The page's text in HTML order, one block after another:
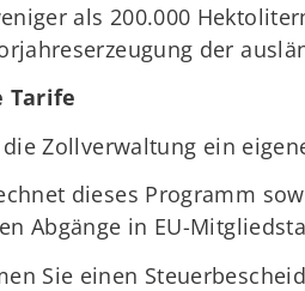
als 200.000
der
Tarife
Zollverwaltung ein
dieses Programm
Abgänge in EU-
Sie einen